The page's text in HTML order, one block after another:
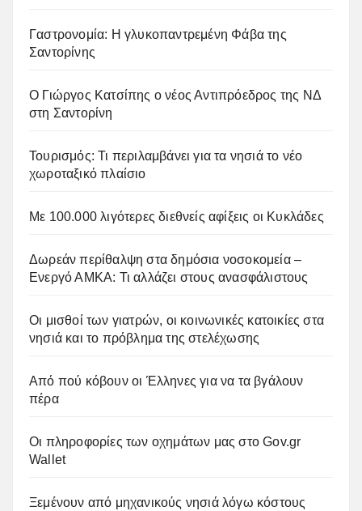
Γαστρονομία: Η γλυκοπαντρεμένη Φάβα της
Σαντορίνης
Ο Γιώργος Κατσίπης ο νέος Αντιπρόεδρος της ΝΔ
στη Σαντορίνη
Τουρισμός: Τι περιλαμβάνει για τα νησιά το νέο
χωροταξικό πλαίσιο
Με 100.000 λιγότερες διεθνείς αφίξεις οι Κυκλάδες
Δωρεάν περίθαλψη στα δημόσια νοσοκομεία –
Ενεργό ΑΜΚΑ: Τι αλλάζει στους ανασφάλιστους
Οι μισθοί των γιατρών, οι κοινωνικές κατοικίες στα
νησιά και το πρόβλημα της στελέχωσης
Από πού κόβουν οι Έλληνες για να τα βγάλουν
πέρα
Οι πληροφορίες των οχημάτων μας στο Gov.gr
Wallet
Ξεμένουν από μηχανικούς νησιά λόγω κόστους